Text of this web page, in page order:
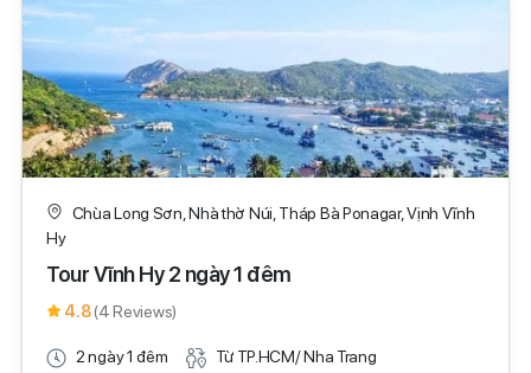
Chùa Long Sơn, Nhà thờ Núi, Tháp Bà Ponagar, Vịnh Vĩnh
Hy
Tour Vĩnh Hy 2 ngày 1 đêm
4.8(4 Reviews)
2 ngày 1 đêm
Từ TP.HCM/ Nha Trang